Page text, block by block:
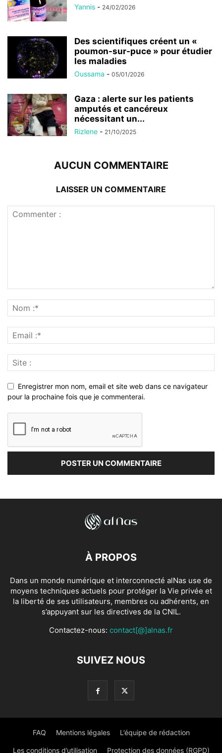
Yannis - 24/02/2026
Des scientifiques créent un «
poumon-sur-puce » pour étudier
les maladies
Oussama - 05/01/2026
Gaza : alerte sur les patients
amputés et cancéreux
nécessitant un...
Rizlene - 21/10/2025
AUCUN COMMENTAIRE
LAISSER UN COMMENTAIRE
Enregistrer mon nom, email et site web dans ce navigateur
pour la prochaine fois que je commenterai.
À PROPOS
Dans un monde numérique et interconnecté alNas use de
moyens techniques actuels pour protéger la Vie privée et
la liberté de ses utilisateurs, membres ou adhérents, en
s’appuyant sur les directives de la CNIL.
Contactez-nous: contact[@]alnas.fr
SUIVEZ NOUS
FAQ Mentions légales L’équipe de rédaction
Les conditions d’utilisation Protection des données (RGPD)